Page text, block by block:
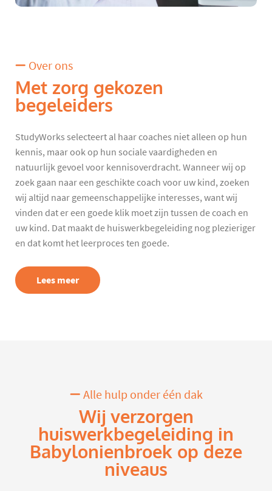
Over ons
Met zorg gekozen
begeleiders
StudyWorks selecteert al haar coaches niet alleen op hun
kennis, maar ook op hun sociale vaardigheden en
natuurlijk gevoel voor kennisoverdracht. Wanneer wij op
zoek gaan naar een geschikte coach voor uw kind, zoeken
wij altijd naar gemeenschappelijke interesses, want wij
vinden dat er een goede klik moet zijn tussen de coach en
uw kind. Dat maakt de huiswerkbegeleiding nog plezieriger
en dat komt het leerproces ten goede.
Lees meer
Alle hulp onder één dak
Wij verzorgen
huiswerkbegeleiding in
Babylonienbroek op deze
niveaus